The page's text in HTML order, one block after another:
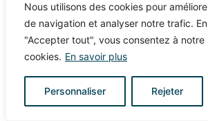
Nous utilisons des cookies pour
de navigation et analyser notre trafic.
"Accepter tout", vous consentez à notre
cookies. En savoir plus
Personnaliser Rejeter
WEDDING
LE